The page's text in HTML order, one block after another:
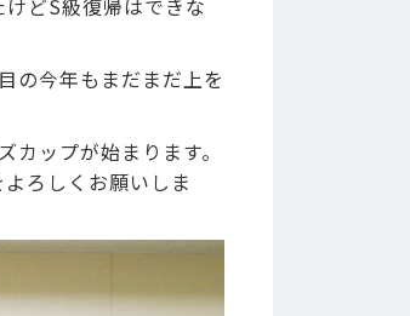
どS級復帰はできな
の今年もまだまだ上を
ップが始まります。
ろしくお願いしま